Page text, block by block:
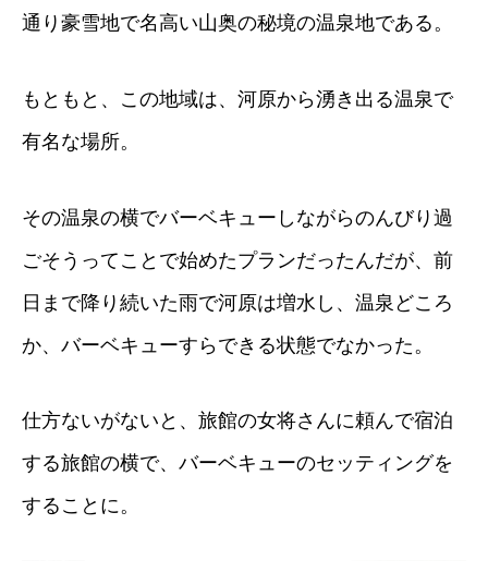
通り豪雪地で名高い山奥の秘境の温泉地である。
もともと、この地域は、河原から湧き出る温泉で
有名な場所。
その温泉の横でバーベキューしながらのんびり過
ごそうってことで始めたプランだったんだが、前
日まで降り続いた雨で河原は増水し、温泉どころ
か、バーベキューすらできる状態でなかった。
仕方ないがないと、旅館の女将さんに頼んで宿泊
する旅館の横で、バーベキューのセッティングを
することに。